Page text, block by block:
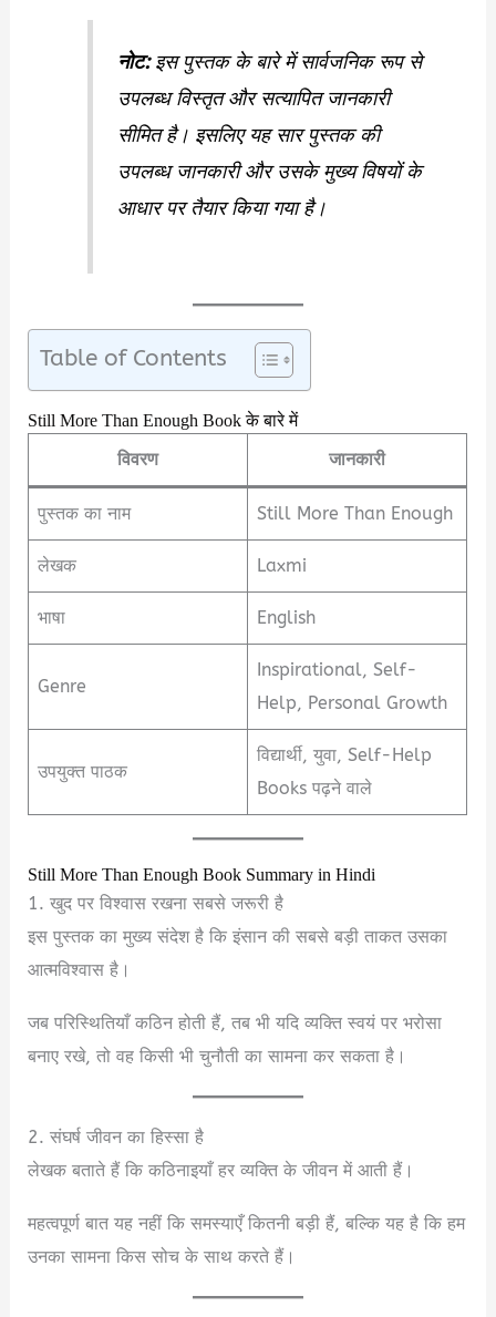
नोट:इस पुस्तक के बारे में सार्वजनिक रूप से
उपलब्ध विस्तृत और सत्यापित जानकारी
सीमित है। इसलिए यह सार पुस्तक की
उपलब्ध जानकारी और उसके मुख्य विषयों के
आधार पर तैयार किया गया है।
Table of Contents
Still More Than Enough Book के बारे में
विवरण जानकारी
पुस्तक का नाम Still More Than Enough
लेखक Laxmi
भाषा English
Genre
Inspirational, Self-
Help, Personal Growth
उपयुक्त पाठक
विद्यार्थी, युवा, Self-Help
Books पढ़ने वाले
Still More Than Enough Book Summary in Hindi
1. खुद पर विश्वास रखना सबसे जरूरी है
इस पुस्तक का मुख्य संदेश है कि इंसान की सबसे बड़ी ताकत उसका
आत्मविश्वास है।
जब परिस्थितियाँ कठिन होती हैं, तब भी यदि व्यक्ति स्वयं पर भरोसा
बनाए रखे, तो वह किसी भी चुनौती का सामना कर सकता है।
2. संघर्ष जीवन का हिस्सा है
लेखक बताते हैं कि कठिनाइयाँ हर व्यक्ति के जीवन में आती हैं।
महत्वपूर्ण बात यह नहीं कि समस्याएँ कितनी बड़ी हैं, बल्कि यह है कि हम
उनका सामना किस सोच के साथ करते हैं।